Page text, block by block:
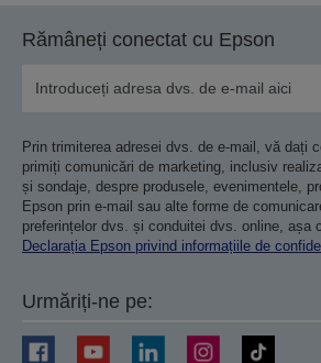
Rămâneți conectat cu Epson
Prin trimiterea adresei dvs. de e-mail, vă dați
primiți comunicări de marketing, inclusiv
și sondaje, despre produsele, evenimentele,
Epson prin e-mail sau alte forme de
preferințelor dvs. și conduitei dvs. online, așa
Declarația Epson privind informațiile de
Urmăriți-ne pe: